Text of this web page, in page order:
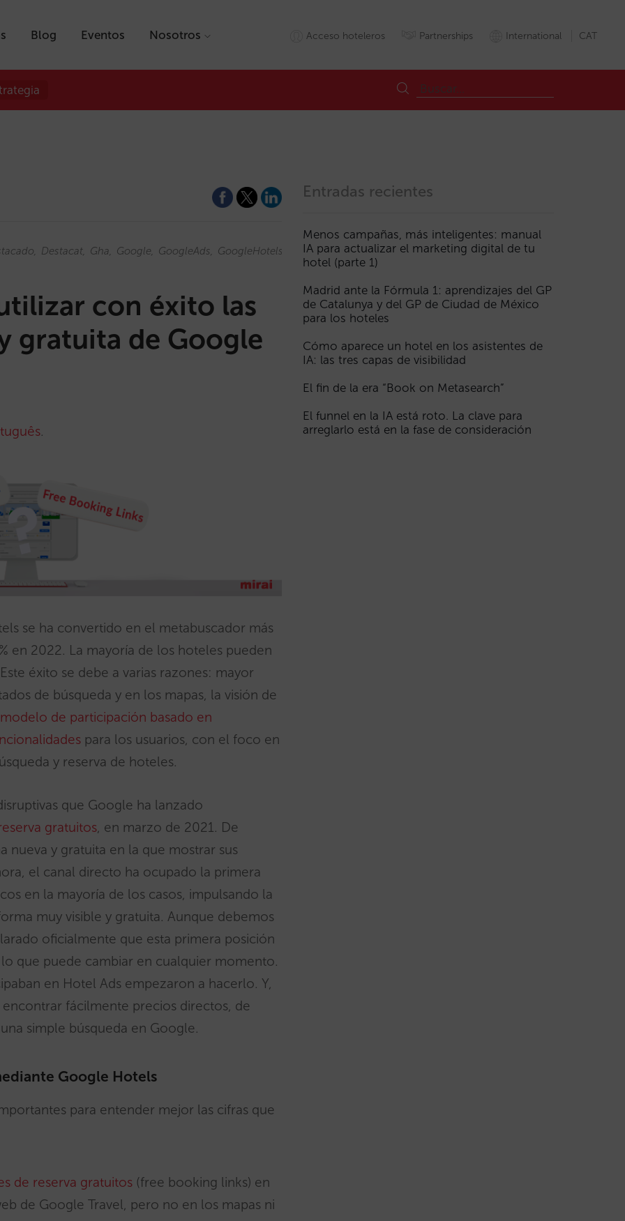
Blog Eventos Nosotros Acceso hoteleros Partnerships International CAT
Destacat Gha Google GoogleAds GoogleHotels Hoteles Hotels KPI Metabuscador Metacercador
con éxito las
gratuita de Google
.
se ha convertido en el metabuscador más
en 2022. La mayoría de los hoteles pueden
éxito se debe a varias razones: mayor
de búsqueda y en los mapas, la visión de
modelo de participación basado en
para los usuarios, con el foco en
y reserva de hoteles.
que Google ha lanzado
gratuitos, en marzo de 2021. De
nueva y gratuita en la que mostrar sus
el canal directo ha ocupado la primera
en la mayoría de los casos, impulsando la
muy visible y gratuita. Aunque debemos
oficialmente que esta primera posición
que puede cambiar en cualquier momento.
en Hotel Ads empezaron a hacerlo. Y,
fácilmente precios directos, de
simple búsqueda en Google.
Google Hotels
para entender mejor las cifras que
de reserva gratuitos (free booking links) en
de Google Travel, pero no en los mapas ni
Entradas recientes
Menos campañas, más inteligentes: manual
IA para actualizar el marketing digital de tu
hotel (parte 1)
Madrid ante la Fórmula 1: aprendizajes del GP
de Catalunya y del GP de Ciudad de México
para los hoteles
Cómo aparece un hotel en los asistentes de
IA: las tres capas de visibilidad
El fin de la era “Book on Metasearch”
El funnel en la IA está roto. La clave para
arreglarlo está en la fase de consideración